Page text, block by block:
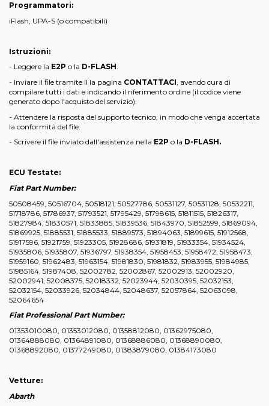
Programmatori:
iFlash, UPA-S (o compatibili)
Istruzioni:
- Leggere la E2P o la D-FLASH.
- Inviare il file tramite il la pagina CONTATTACI, avendo cura di
compilare tutti i dati e indicando il riferimento ordine (il codice viene
generato dopo l'acquisto del servizio).
- Attendere la risposta del supporto tecnico, in modo che venga accertata
la conformità del file.
- Scrivere il file inviato dall'assistenza nella E2P o la D-FLASH.
ECU Testate:
Fiat Part Number:
50508459, 50516704, 50518121, 50527786, 50531127, 50531128, 50532211,
51718786, 51786937, 51793521, 51795429, 51798615, 51811515, 51826317,
51827984, 51830571, 51833885, 51839536, 51843970, 51852599, 51869094,
51869925, 51885531, 51885533, 51889573, 51894063, 51899615, 51912568,
51917596, 51921759, 51923305, 51928686, 51931819, 51933354, 51934524,
51935806, 51935807, 51936797, 51938354, 51958453, 51958472, 51958473,
51959160, 51962483, 51963154, 51981830, 51981832, 51983955, 51984985,
51985164, 51987408, 52002782, 52002867, 52002913, 52002920,
52002941, 52008375, 52018332, 52023944, 52030395, 52032153,
52032154, 52033926, 52034844, 52048637, 52057864, 52063098,
52064654
Fiat Professional Part Number:
01353010080, 01353012080, 01358812080, 01362975080,
01364888080, 01364891080, 01368886080, 01368890080,
01368892080, 01377249080, 01383879080, 01384173080
Vetture:
Abarth